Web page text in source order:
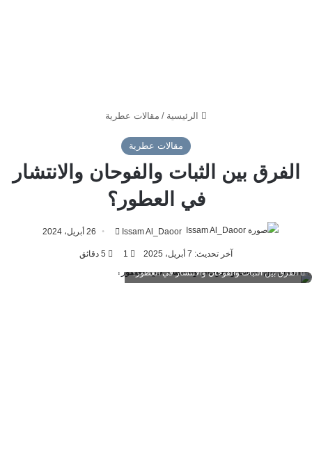
الرئيسية / مقالات عطرية
مقالات عطرية
الفرق بين الثبات والفوحان والانتشار
في العطور؟
Issam Al_Daoor
أرسل 26 أبريل، 2024
آخر تحديث: 7 أبريل، 2025 1
الفرق بين الثبات والفوحان والانتشار في العطور؟